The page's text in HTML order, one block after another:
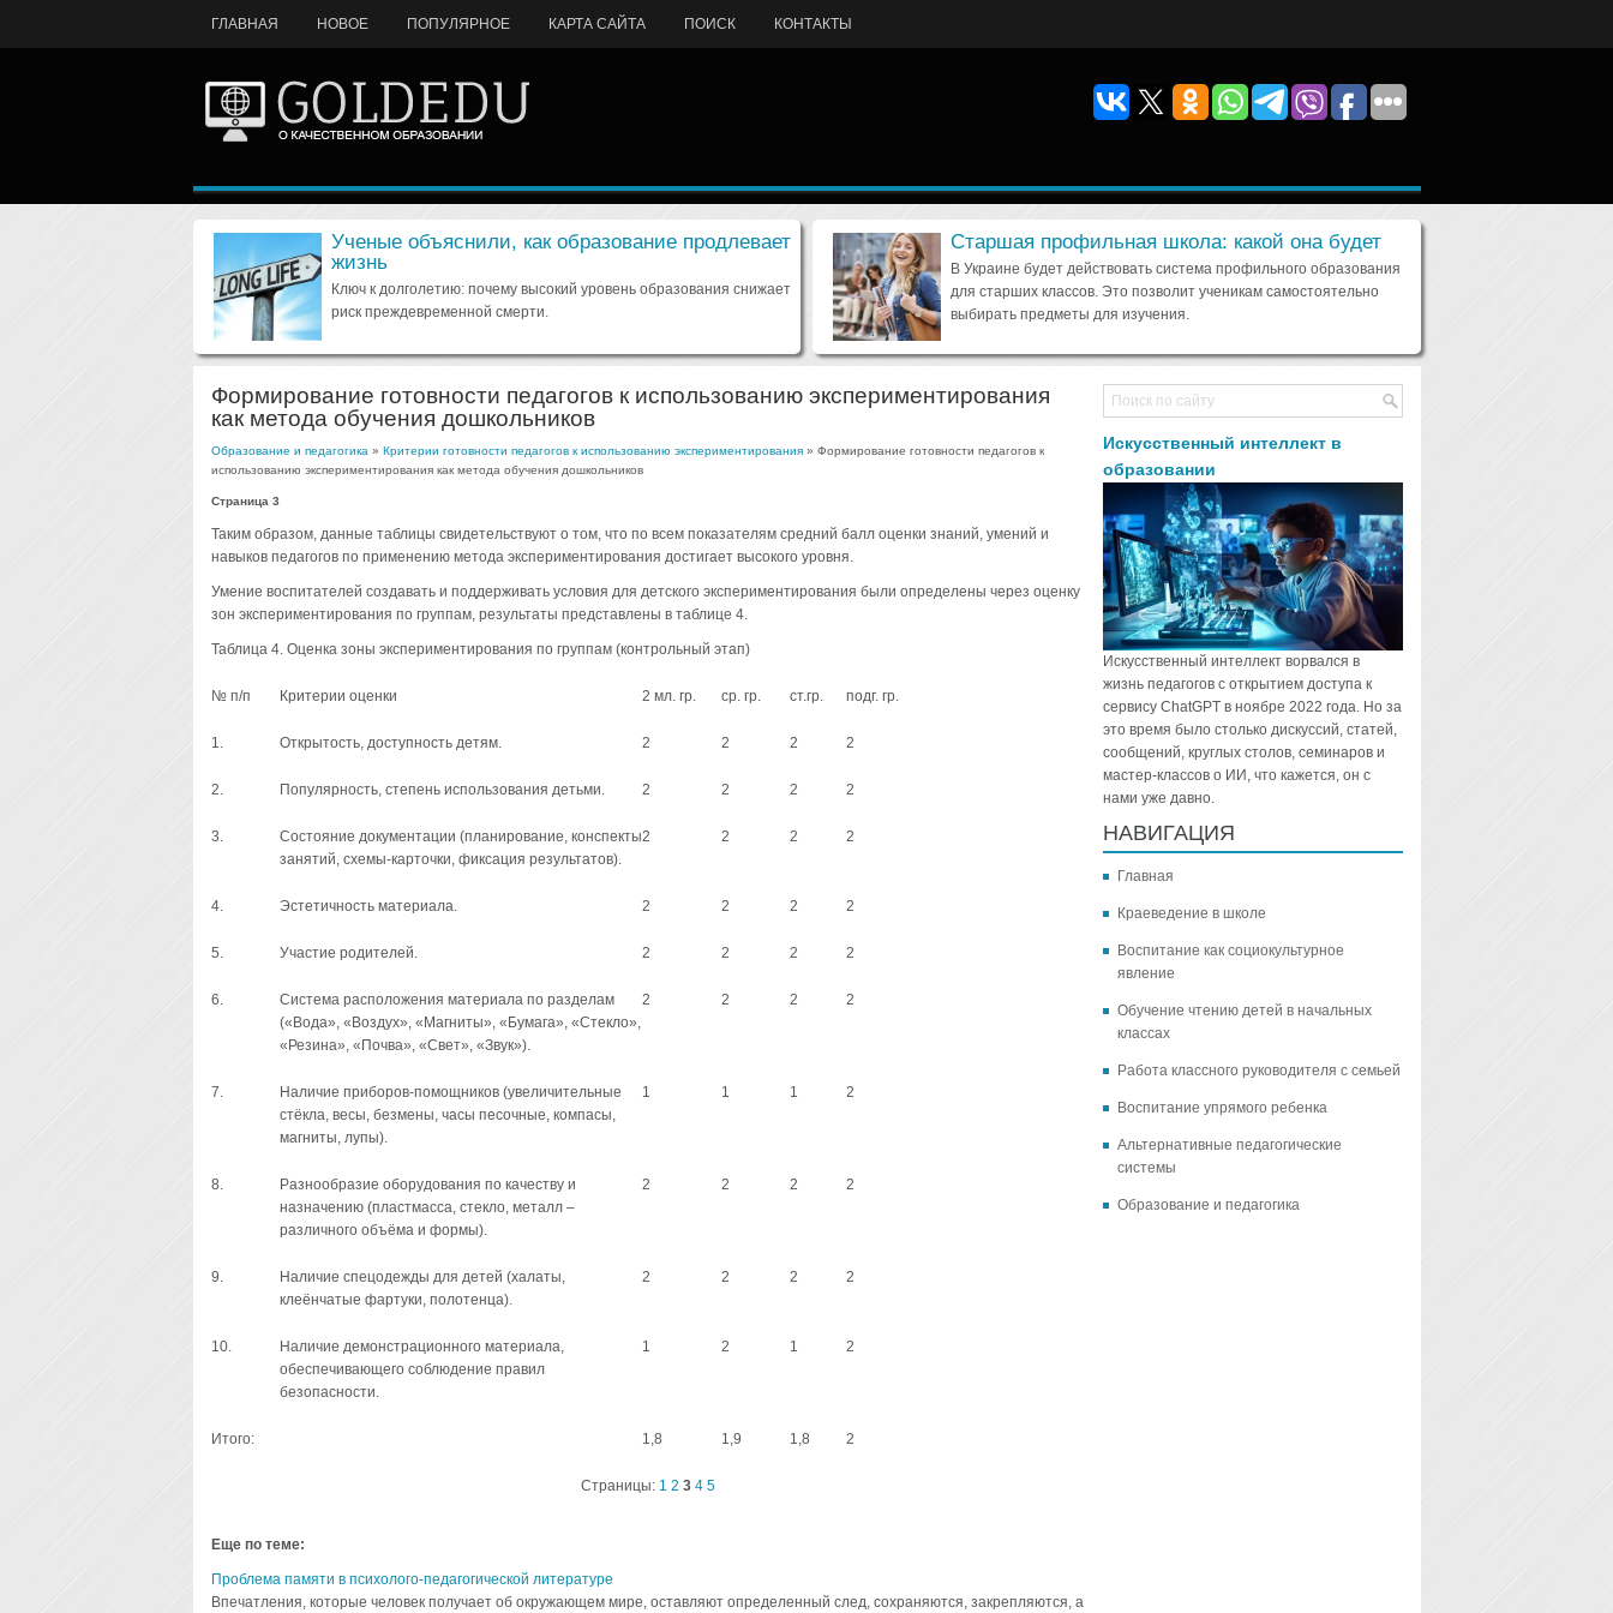
ГЛАВНАЯ НОВОЕ ПОПУЛЯРНОЕ КАРТА САЙТА ПОИСК КОНТАКТЫ
Ученые объяснили, как образование продлевает
жизнь
Ключ к долголетию: почему высокий уровень образования снижает
риск преждевременной смерти.
Старшая профильная школа: какой она будет
В Украине будет действовать система профильного образования
для старших классов. Это позволит ученикам самостоятельно
выбирать предметы для изучения.
Формирование готовности педагогов к использованию экспериментирования
как метода обучения дошкольников
Образование и педагогика » Критерии готовности педагогов к использованию экспериментирования» Формирование готовности педагогов к
использованию экспериментирования как метода обучения дошкольников
Страница 3
Таким образом, данные таблицы свидетельствуют о том, что по всем показателям средний балл оценки знаний, умений и
навыков педагогов по применению метода экспериментирования достигает высокого уровня.
Умение воспитателей создавать и поддерживать условия для детского экспериментирования были определены через оценку
зон экспериментирования по группам, результаты представлены в таблице 4.
Таблица 4. Оценка зоны экспериментирования по группам (контрольный этап)
№ п/п Критерии оценки 2 мл. гр. ср. гр. ст.гр. подг. гр.
1. Открытость, доступность детям. 2 2 2 2
2. Популярность, степень использования детьми. 2 2 2 2
3.
Состояние документации (планирование, конспекты
занятий, схемы-карточки, фиксация результатов).
2 2 2 2
4. Эстетичность материала. 2 2 2 2
5. Участие родителей. 2 2 2 2
6.
Система расположения материала по разделам
(«Вода», «Воздух», «Магниты», «Бумага», «Стекло»,
«Резина», «Почва», «Свет», «Звук»).
2 2 2 2
7.
Наличие приборов-помощников (увеличительные
стёкла, весы, безмены, часы песочные, компасы,
магниты, лупы).
1 1 1 2
8.
Разнообразие оборудования по качеству и
назначению (пластмасса, стекло, металл –
различного объёма и формы).
2 2 2 2
9.
Наличие спецодежды для детей (халаты,
клеёнчатые фартуки, полотенца).
2 2 2 2
10.
Наличие демонстрационного материала,
обеспечивающего соблюдение правил
безопасности.
1 2 1 2
Итого: 1,8 1,9 1,8 2
Страницы: 1 2 3 4 5
Еще по теме:
Проблема памяти в психолого-педагогической литературе
Впечатления, которые человек получает об окружающем мире, оставляют определенный след, сохраняются, закрепляются, а
Искусственный интеллект в
образовании
Искусственный интеллект ворвался в
жизнь педагогов с открытием доступа к
сервису ChatGPT в ноябре 2022 года. Но за
это время было столько дискуссий, статей,
сообщений, круглых столов, семинаров и
мастер-классов о ИИ, что кажется, он с
нами уже давно.
НАВИГАЦИЯ
Главная
Краеведение в школе
Воспитание как социокультурное
явление
Обучение чтению детей в начальных
классах
Работа классного руководителя с семьей
Воспитание упрямого ребенка
Альтернативные педагогические
системы
Образование и педагогика